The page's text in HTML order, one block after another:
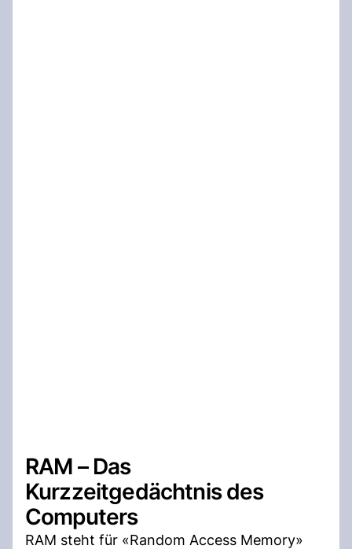
RAM – Das
Kurzzeitgedächtnis des
Computers
RAM steht für «Random Access Memory»